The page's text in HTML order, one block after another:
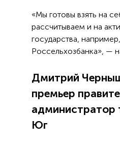
«Мы готовы взять на
рассчитываем и на
государства,
Россельхозбанка», —
Дмитрий
премьер
администратор
Юг